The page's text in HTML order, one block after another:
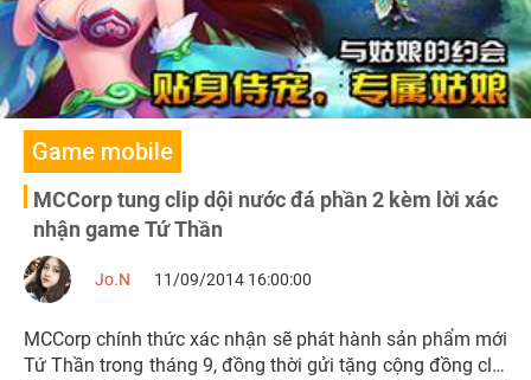
Game mobile
MCCorp tung clip dội nước đá phần 2 kèm lời xác
nhận game Tứ Thần
Jo.N 11/09/2014 16:00:00
MCCorp chính thức xác nhận sẽ phát hành sản phẩm mới
Tứ Thần trong tháng 9, đồng thời gửi tặng cộng đồng clip